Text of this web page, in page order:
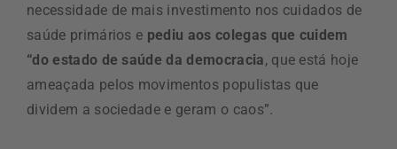
necessidade de mais investimento nos cuidados de
saúde primários e pediu aos colegas que cuidem
“do estado de saúde da democracia, que está hoje
ameaçada pelos movimentos populistas que
dividem a sociedade e geram o caos”.